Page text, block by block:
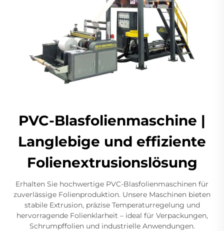
PVC-Blasfolienmaschine |
Langlebige und effiziente
Folienextrusionslösung
Erhalten Sie hochwertige PVC-Blasfolienmaschinen für
zuverlässige Folienproduktion. Unsere Maschinen bieten
stabile Extrusion, präzise Temperaturregelung und
hervorragende Folienklarheit – ideal für Verpackungen,
Schrumpffolien und industrielle Anwendungen.